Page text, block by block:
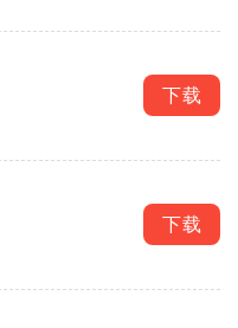
下载
下载